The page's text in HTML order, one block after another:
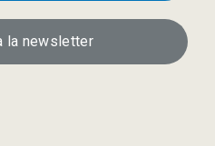
la newsletter